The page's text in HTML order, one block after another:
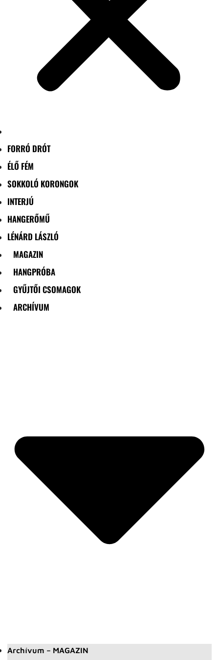
FORRÓ DRÓT
ÉLŐ FÉM
SOKKOLÓ KORONGOK
INTERJÚ
HANGERŐMŰ
LÉNÁRD LÁSZLÓ
MAGAZIN
HANGPRÓBA
GYŰJTŐI CSOMAGOK
ARCHÍVUM
Archívum – MAGAZIN